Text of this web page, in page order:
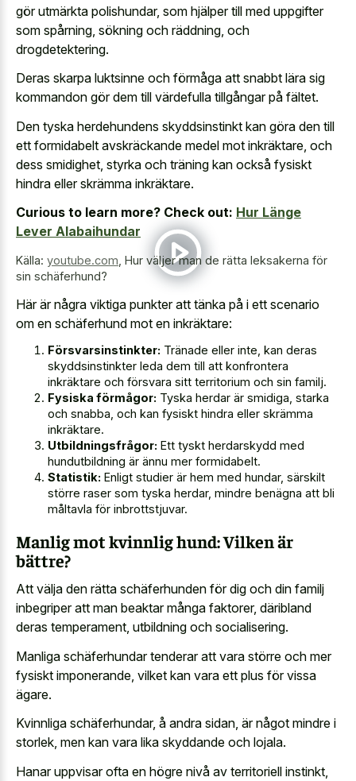
gör utmärkta polishundar, som hjälper till med uppgifter
som spårning, sökning och räddning, och
drogdetektering.
Deras skarpa luktsinne och förmåga att snabbt lära sig
kommandon gör dem till värdefulla tillgångar på fältet.
Den tyska herdehundens skyddsinstinkt kan göra den till
ett formidabelt avskräckande medel mot inkräktare, och
dess smidighet, styrka och träning kan också fysiskt
hindra eller skrämma inkräktare.
Curious to learn more? Check out: Hur Länge
Lever Alabaihundar
Källa: youtube.com Hur väljer man de rätta leksakerna för
sin schäferhund?
Här är några viktiga punkter att tänka på i ett scenario
om en schäferhund mot en inkräktare:
Försvarsinstinkter: Tränade eller inte, kan deras
skyddsinstinkter leda dem till att konfrontera
inkräktare och försvara sitt territorium och sin familj.
Fysiska förmågor: Tyska herdar är smidiga, starka
och snabba, och kan fysiskt hindra eller skrämma
inkräktare.
Utbildningsfrågor: Ett tyskt herdarskydd med
hundutbildning är ännu mer formidabelt.
Statistik: Enligt studier är hem med hundar, särskilt
större raser som tyska herdar, mindre benägna att bli
måltavla för inbrottstjuvar.
Manlig mot kvinnlig hund: Vilken är
bättre?
Att välja den rätta schäferhunden för dig och din familj
inbegriper att man beaktar många faktorer, däribland
deras temperament, utbildning och socialisering.
Manliga schäferhundar tenderar att vara större och mer
fysiskt imponerande, vilket kan vara ett plus för vissa
ägare.
Kvinnliga schäferhundar, å andra sidan, är något mindre i
storlek, men kan vara lika skyddande och lojala.
Hanar uppvisar ofta en högre nivå av territoriell instinkt,